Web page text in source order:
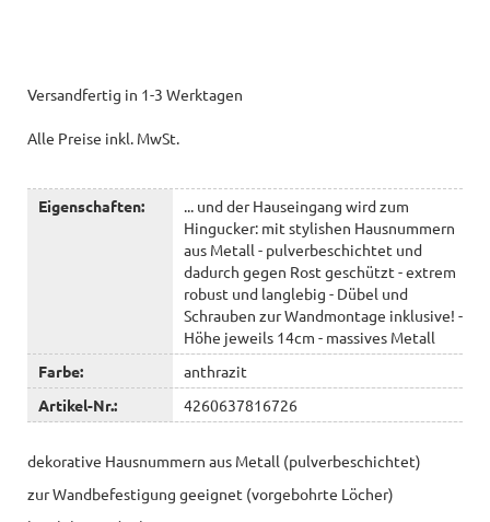
Versandfertig in 1-3 Werktagen
Alle Preise inkl. MwSt.
Eigenschaften:
... und der Hauseingang wird zum
Hingucker: mit stylishen Hausnummern
aus Metall - pulverbeschichtet und
dadurch gegen Rost geschützt - extrem
robust und langlebig - Dübel und
Schrauben zur Wandmontage inklusive! -
Höhe jeweils 14cm - massives Metall
Farbe:
anthrazit
Artikel-Nr.:
4260637816726
dekorative Hausnummern aus Metall (pulverbeschichtet)
zur Wandbefestigung geeignet (vorgebohrte Löcher)